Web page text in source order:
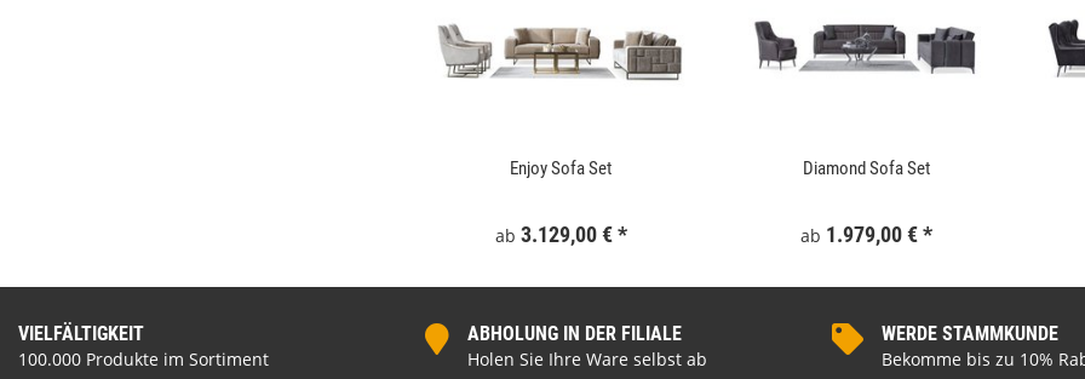
Enjoy Sofa Set
ab 3.129,00 € *
Diamond Sofa Set
ab 1.979,00 € *
VIELFÄLTIGKEIT
100.000 Produkte im Sortiment
ABHOLUNG IN DER FILIALE
Holen Sie Ihre Ware selbst ab
WERDE STAMMKUNDE
Bekomme bis zu 10%